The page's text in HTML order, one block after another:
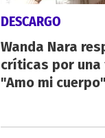
DESCARGO
Wanda Nara
críticas por
"Amo mi cuerpo"